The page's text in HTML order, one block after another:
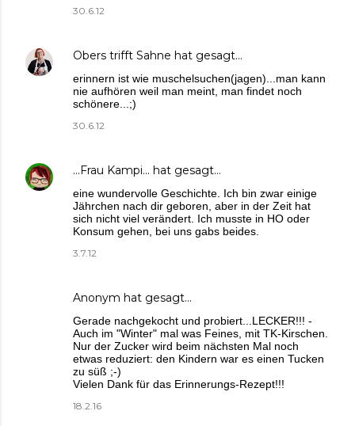
30.6.12
Obers trifft Sahne hat gesagt…
erinnern ist wie muschelsuchen(jagen)...man kann
nie aufhören weil man meint, man findet noch
schönere...;)
30.6.12
...Frau Kampi... hat gesagt…
eine wundervolle Geschichte. Ich bin zwar einige
Jährchen nach dir geboren, aber in der Zeit hat
sich nicht viel verändert. Ich musste in HO oder
Konsum gehen, bei uns gabs beides.
3.7.12
Anonym hat gesagt…
Gerade nachgekocht und probiert...LECKER!!! -
Auch im "Winter" mal was Feines, mit TK-Kirschen.
Nur der Zucker wird beim nächsten Mal noch
etwas reduziert: den Kindern war es einen Tucken
zu süß ;-)
Vielen Dank für das Erinnerungs-Rezept!!!
18.2.16